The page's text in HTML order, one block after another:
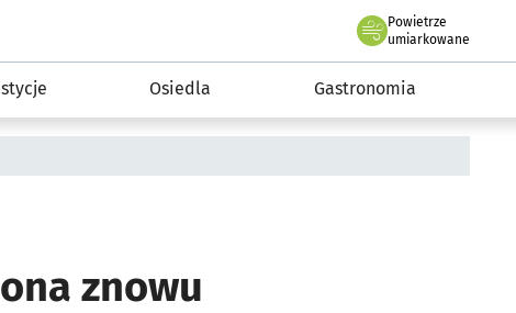
mieszkańca
Powietrze
we Wrocławiu
umiarkowane
Osiedla Gastronomia
znowu